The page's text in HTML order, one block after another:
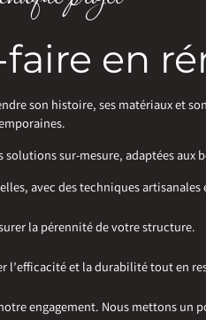
en
son histoire, ses matériaux et
sur-mesure, adaptées aux
avec des techniques artisanales
la pérennité de votre structure.
l’efficacité et la durabilité tout en
engagement. Nous mettons